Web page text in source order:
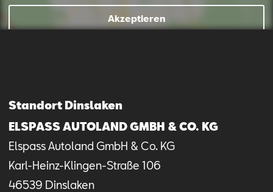
Akzeptieren
Standort Dinslaken
ELSPASS AUTOLAND GMBH & CO. KG
Elspass Autoland GmbH & Co. KG
Karl-Heinz-Klingen-Straße 106
46539 Dinslaken